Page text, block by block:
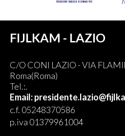
FIJLKAM - LAZIO
C/O CONI LAZIO - VIA
Roma(Roma)
Tel.:.
Email:
c.f. 05248370586
p.iva 01379961004